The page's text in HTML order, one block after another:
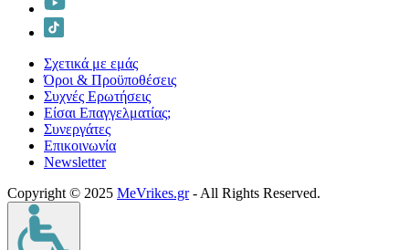
Σχετικά με εμάς
Όροι & Προϋποθέσεις
Συχνές Ερωτήσεις
Είσαι Επαγγελματίας;
Συνεργάτες
Επικοινωνία
Νewsletter
Copyright © 2025 MeVrikes.gr- All Rights Reserved.